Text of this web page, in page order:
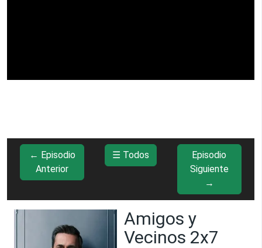
← Episodio
Anterior
☰ Todos
Episodio
Siguiente
→
Amigos y
Vecinos 2x7